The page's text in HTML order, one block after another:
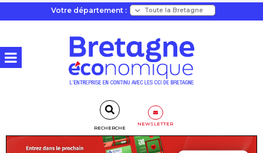
Votre département :
RECHERCHE
NEWSLETTER